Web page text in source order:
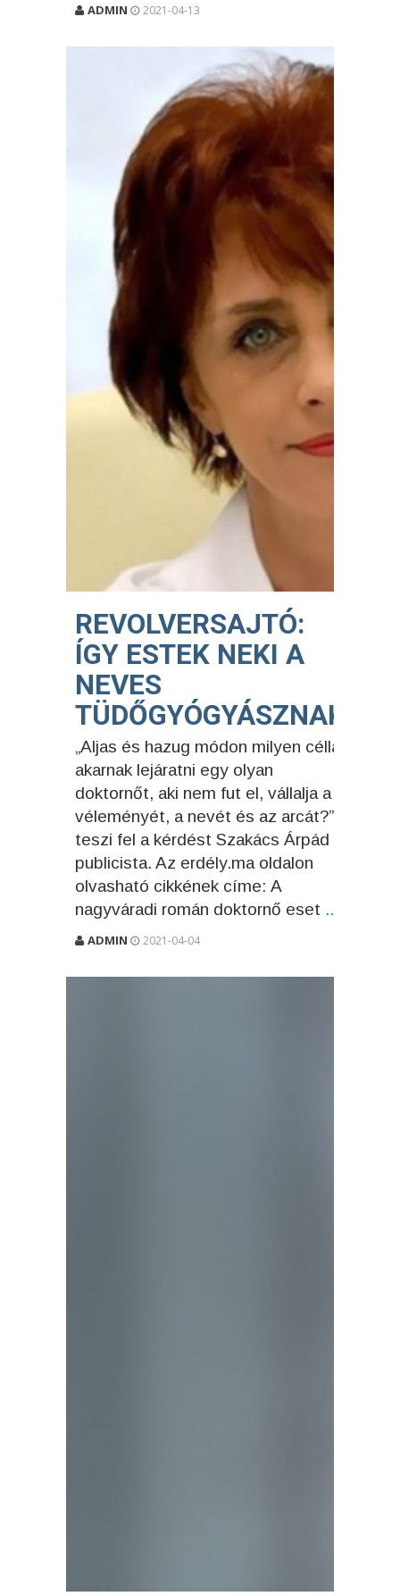
ADMIN 2021-04-13
REVOLVERSAJTÓ:
ÍGY ESTEK NEKI A
NEVES
TÜDŐGYÓGYÁSZNAK
„Aljas és hazug módon milyen céllal
akarnak lejáratni egy olyan
doktornőt, aki nem fut el, vállalja a
véleményét, a nevét és az arcát?” -
teszi fel a kérdést Szakács Árpád
publicista. Az erdély.ma oldalon
olvasható cikkének címe: A
nagyváradi román doktornő eset ...
ADMIN 2021-04-04